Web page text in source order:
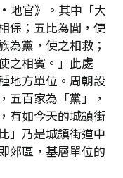
地官》。其中「大
保；五比為閭，使
為黨，使之相救；
之相賓。」此處
地方單位。周朝設
五百家為「黨」，
有如今天的城鎮街
」乃是城鎮街道中
郊區，基層單位的